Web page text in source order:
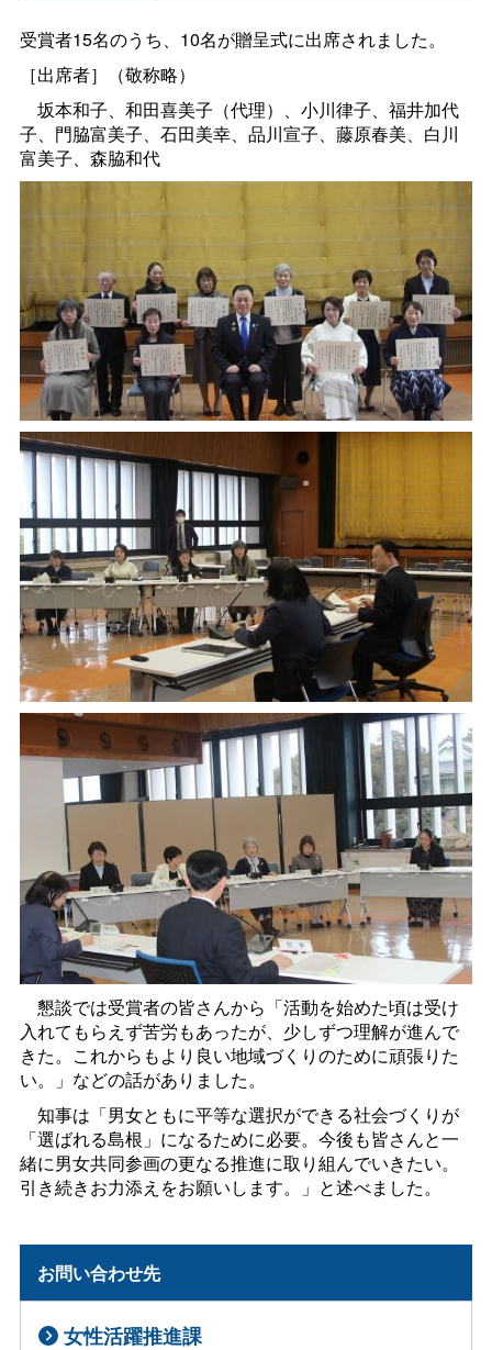
受賞者15名のうち、10名が贈呈式に出席されました。
［出席者］（敬称略）
坂本和子、和田喜美子（代理）、小川律子、福井加代
子、門脇富美子、石田美幸、品川宣子、藤原春美、白川
富美子、森脇和代
懇談では受賞者の皆さんから「活動を始めた頃は受け
入れてもらえず苦労もあったが、少しずつ理解が進んで
きた。これからもより良い地域づくりのために頑張りた
い。」などの話がありました。
知事は「男女ともに平等な選択ができる社会づくりが
「選ばれる島根」になるために必要。今後も皆さんと一
緒に男女共同参画の更なる推進に取り組んでいきたい。
引き続きお力添えをお願いします。」と述べました。
お問い合わせ先
女性活躍推進課